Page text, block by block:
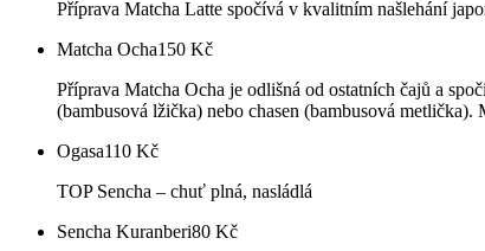
Příprava Matcha Latte spočívá v kvalitním našlehání
Matcha Ocha150 Kč
Příprava Matcha Ocha je odlišná od ostatních čajů a
(bambusová lžička) nebo chasen (bambusová
Ogasa110 Kč
TOP Sencha – chuť plná, nasládlá
Sencha Kuranberi80 Kč